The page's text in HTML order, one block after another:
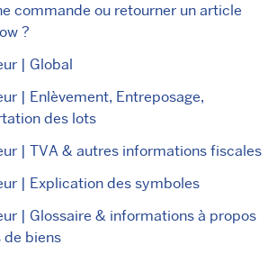
commande ou retourner un article
?
| Global
| Enlèvement, Entreposage,
des lots
| TVA & autres informations fiscales
| Explication des symboles
| Glossaire & informations à propos
biens